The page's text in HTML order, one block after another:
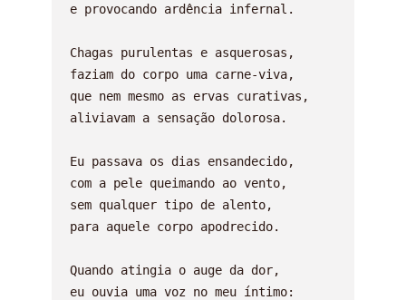
e provocando ardência infernal.
Chagas purulentas e asquerosas,
faziam do corpo uma carne-viva,
que nem mesmo as ervas curativas,
aliviavam a sensação dolorosa.
Eu passava os dias ensandecido,
com a pele queimando ao vento,
sem qualquer tipo de alento,
para aquele corpo apodrecido.
Quando atingia o auge da dor,
eu ouvia uma voz no meu íntimo: